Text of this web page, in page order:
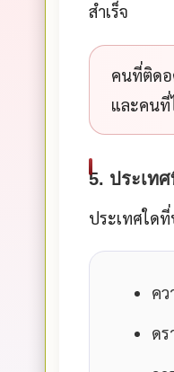
สำเร็จ
คนที่ติดอ
และคนที่
5. ประเท
ประเทศใด
คว
ด